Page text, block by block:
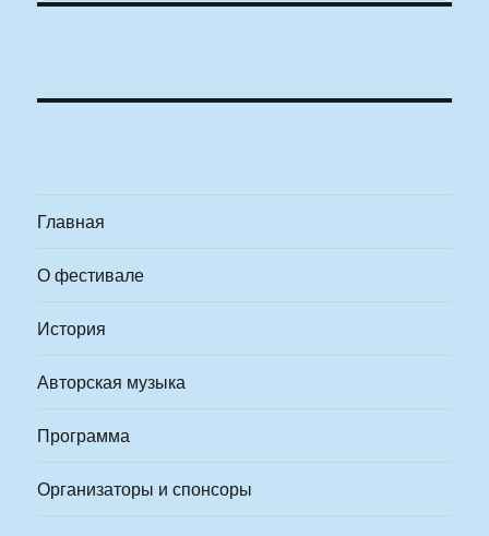
Главная
О фестивале
История
Авторская музыка
Программа
Организаторы и спонсоры